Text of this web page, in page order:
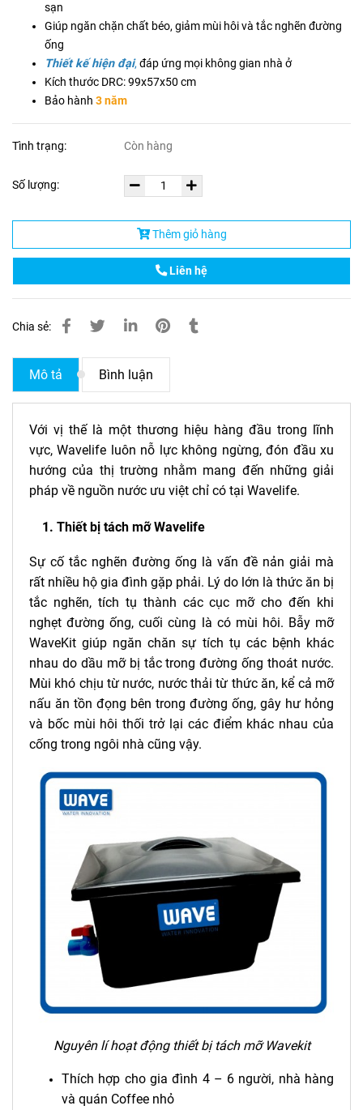
sạn
Giúp ngăn chặn chất béo, giảm mùi hôi và tắc nghẽn đường
ống
Thiết kế hiện đại, đáp ứng mọi không gian nhà ở
Kích thước DRC: 99x57x50 cm
Bảo hành 3 năm
Tình trạng: Còn hàng
Số lượng:
Thêm giỏ hàng
Liên hệ
Chia sẻ:
Mô tả Bình luận
Với vị thế là một thương hiệu hàng đầu trong lĩnh
vực, Wavelife luôn nỗ lực không ngừng, đón đầu xu
hướng của thị trường nhằm mang đến những giải
pháp về nguồn nước ưu việt chỉ có tại Wavelife.
1. Thiết bị tách mỡ Wavelife
Sự cố tắc nghẽn đường ống là vấn đề nản giải mà
rất nhiều hộ gia đình gặp phải. Lý do lớn là thức ăn bị
tắc nghẽn, tích tụ thành các cục mỡ cho đến khi
nghẹt đường ống, cuối cùng là có mùi hôi. Bẫy mỡ
WaveKit giúp ngăn chăn sự tích tụ các bệnh khác
nhau do dầu mỡ bị tắc trong đường ống thoát nước.
Mùi khó chịu từ nước, nước thải từ thức ăn, kể cả mỡ
nấu ăn tồn đọng bên trong đường ống, gây hư hỏng
và bốc mùi hôi thối trở lại các điểm khác nhau của
cống trong ngôi nhà cũng vậy.
Nguyên lí hoạt động thiết bị tách mỡ Wavekit
Thích hợp cho gia đình 4 – 6 người, nhà hàng
và quán Coffee nhỏ